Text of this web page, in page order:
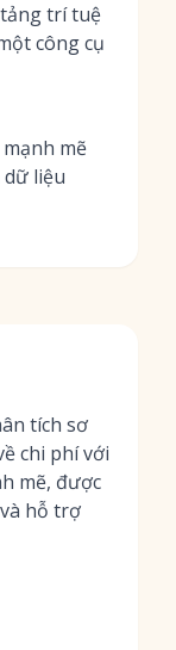
trí tuệ
công cụ
mẽ
liệu
tích sơ
chi phí với
mẽ, được
hỗ trợ